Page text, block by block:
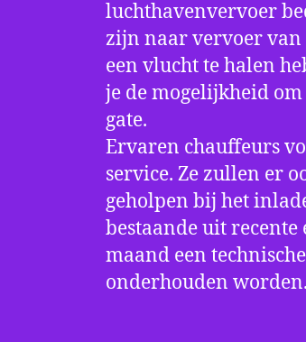
luchthavenvervoer
zijn naar vervoer van
een vlucht te halen
je de mogelijkheid
gate.
Ervaren chauffeurs
service. Ze zullen er
geholpen bij het
bestaande uit recente
maand een
onderhouden worden.